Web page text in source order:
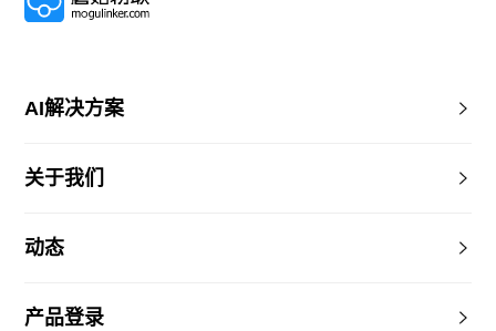
AI解决方案
关于我们
动态
产品登录